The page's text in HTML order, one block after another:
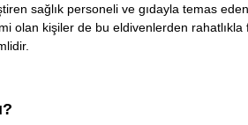
sağlık personeli ve gıdayla temas
kişiler de bu eldivenlerden rahatlıkla